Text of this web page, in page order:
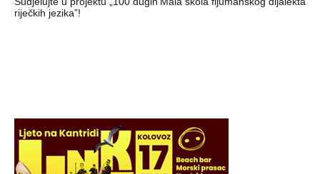
objava
riječkih jezika”!